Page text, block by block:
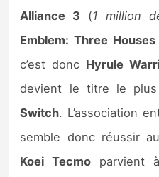
Alliance 3 (1 million
Emblem: Three Houses
c’est donc Hyrule
devient le titre le
Switch. L’association
semble donc réussir
Koei Tecmo parvient